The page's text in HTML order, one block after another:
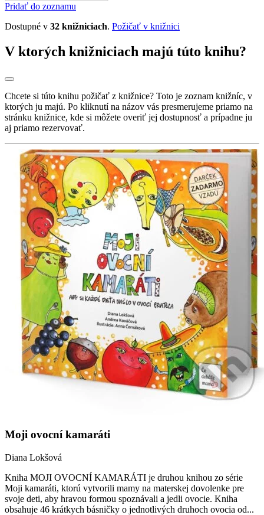
Pridať do zoznamu
Dostupné v 32 knižniciach. Požičať v knižnici
V ktorých knižniciach majú túto knihu?
Chcete si túto knihu požičať z knižnice? Toto je zoznam knižníc, v
ktorých ju majú. Po kliknutí na názov vás presmerujeme priamo na
stránku knižnice, kde si môžete overiť jej dostupnosť a prípadne ju
aj priamo rezervovať.
Moji ovocní kamaráti
Diana Lokšová
Kniha MOJI OVOCNÍ KAMARÁTI je druhou knihou zo série
Moji kamaráti, ktorú vytvorili mamy na materskej dovolenke pre
svoje deti, aby hravou formou spoznávali a jedli ovocie. Kniha
obsahuje 46 krátkych básničky o jednotlivých druhoch ovocia od...